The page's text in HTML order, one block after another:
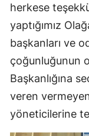
herkese
yaptığımız
başkanları ve
çoğunluğunun
Başkanlığına
veren
yöneticilerine